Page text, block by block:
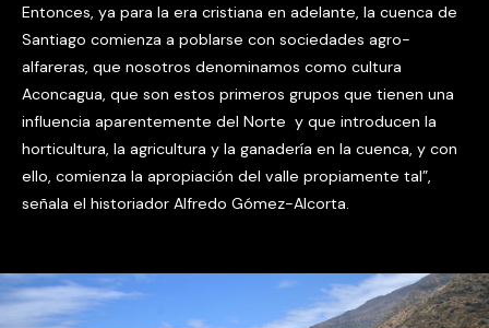
Entonces, ya para la era cristiana en adelante, la cuenca de
Santiago comienza a poblarse con sociedades agro-
alfareras, que nosotros denominamos como cultura
Aconcagua, que son estos primeros grupos que tienen una
influencia aparentemente del Norte y que introducen la
horticultura, la agricultura y la ganadería en la cuenca, y con
ello, comienza la apropiación del valle propiamente tal”,
señala el historiador Alfredo Gómez-Alcorta.